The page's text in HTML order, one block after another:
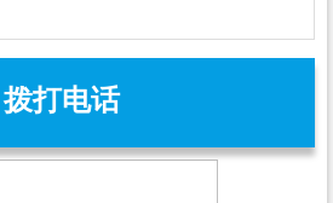
拨打电话